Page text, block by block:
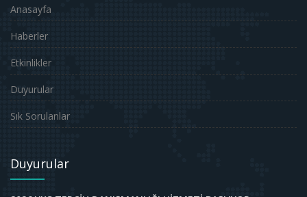
Anasayfa
Haberler
Etkinlikler
Duyurular
Sık Sorulanlar
Duyurular